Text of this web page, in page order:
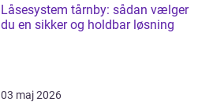
Låsesystem tårnby: sådan vælger
du en sikker og holdbar løsning
03 maj 2026